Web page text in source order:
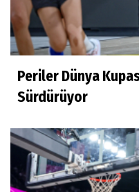
Periler Dünya
Sürdürüyor